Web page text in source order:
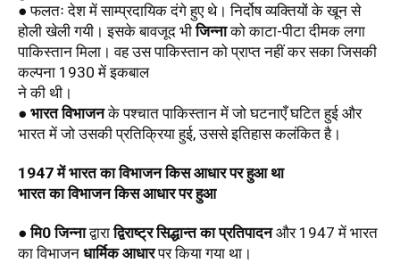
● फलतः देश में साम्प्रदायिक दंगे हुए थे। निर्दोष व्यक्तियों के खून से
होली खेली गयी। इसके बावजूद भी जिन्ना को काटा-पीटा दीमक लगा
पाकिस्तान मिला। वह उस पाकिस्तान को प्राप्त नहीं कर सका जिसकी
कल्पना 1930 में इकबाल
ने की थी।
● भारत विभाजन के पश्चात पाकिस्तान में जो घटनाएँ घटित हुई और
भारत में जो उसकी प्रतिक्रिया हुई, उससे इतिहास कलंकित है।
1947 में भारत का विभाजन किस आधार पर हुआ था
भारत का विभाजन किस आधार पर हुआ
● मि0 जिन्ना द्वारा द्विराष्ट्र सिद्धान्त का प्रतिपादन और 1947 में भारत
का विभाजन धार्मिक आधार पर किया गया था।